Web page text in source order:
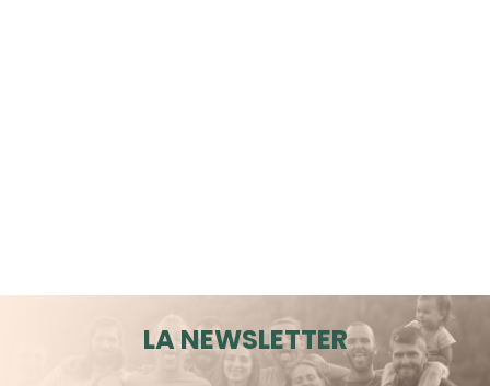
LA NEWSLETTER